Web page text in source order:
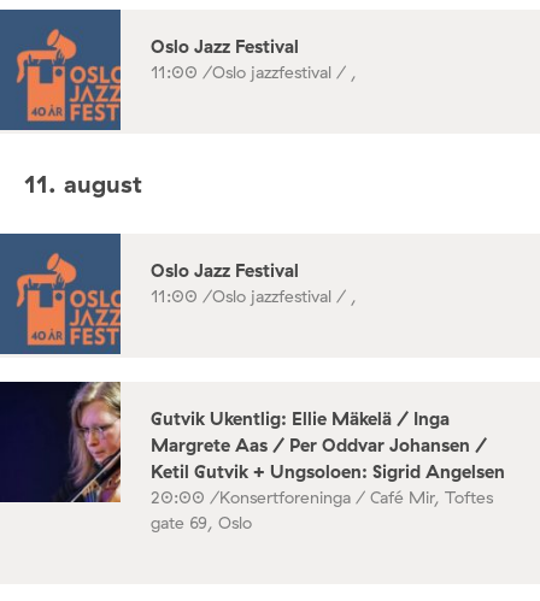
Oslo Jazz Festival
11:00 /Oslo jazzfestival / ,
11. august
Oslo Jazz Festival
11:00 /Oslo jazzfestival / ,
Gutvik Ukentlig: Ellie Mäkelä / Inga
Margrete Aas / Per Oddvar Johansen /
Ketil Gutvik + Ungsoloen: Sigrid Angelsen
20:00 /Konsertforeninga / Café Mir, Toftes
gate 69, Oslo